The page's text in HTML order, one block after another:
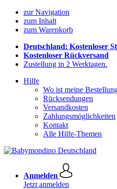
zur Navigation
zum Inhalt
zum Warenkorb
Deutschland: Kostenloser
Kostenloser Rückversand
Zustellung in 2 Werktagen.
Hilfe
Wo ist meine
Rücksendungen
Versandkosten
Zahlungsmöglichkeiten
Kontakt
Alle Hilfe-Themen
Anmelden
Jetzt anmelden